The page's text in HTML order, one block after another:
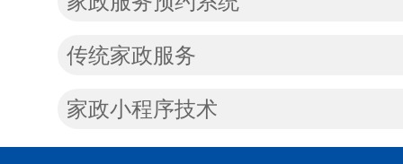
传统家政服务
家政小程序技术